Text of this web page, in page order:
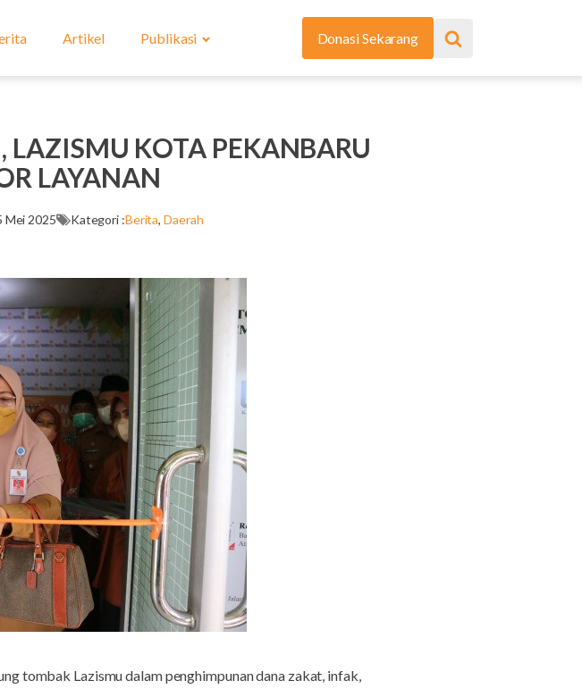
Artikel Publikasi Donasi Sekarang
KOTA PEKANBARU
LAYANAN
Mei 2025 Kategori :Berita,Daerah
tombak Lazismu dalam penghimpunan dana zakat, infak,